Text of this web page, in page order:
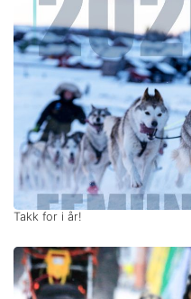
Takk for i år!